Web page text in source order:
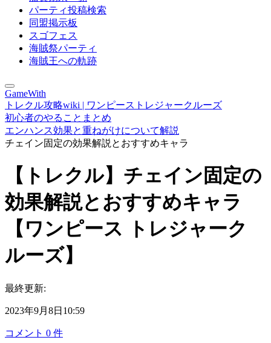
パーティ投稿検索
同盟掲示板
スゴフェス
海賊祭パーティ
海賊王への軌跡
GameWith
トレクル攻略wiki | ワンピーストレジャークルーズ
初心者のやることまとめ
エンハンス効果と重ねがけについて解説
チェイン固定の効果解説とおすすめキャラ
【トレクル】チェイン固定の
効果解説とおすすめキャラ
【ワンピース トレジャーク
ルーズ】
最終更新:
2023年9月8日10:59
コメント 0 件